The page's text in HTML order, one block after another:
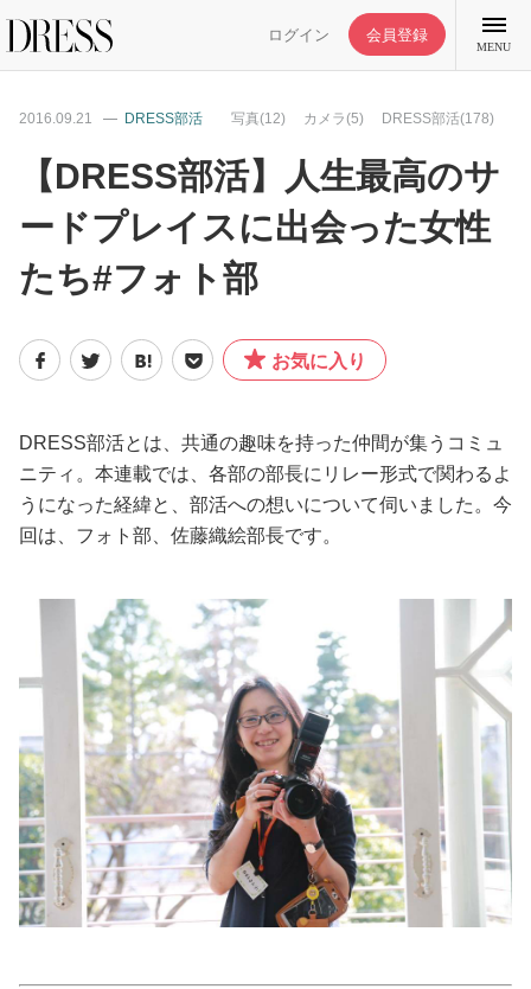
ログイン 会員登録
MENU
特集記事
DRESS部活
ライフスタイル
ファッション
恋愛/結婚/離婚
ワークスタイル
妊娠/出産/家族
ココロ/カラダ
グルメ
トラベル
2016.09.21 DRESS部活 写真(12) カメラ(5) DRESS部活(178)
【DRESS部活】人生最高のサ
ードプレイスに出会った女性
たち#フォト部
お気に入り
DRESS部活とは、共通の趣味を持った仲間が集うコミュ
ニティ。本連載では、各部の部長にリレー形式で関わるよ
うになった経緯と、部活への想いについて伺いました。今
回は、フォト部、佐藤織絵部長です。